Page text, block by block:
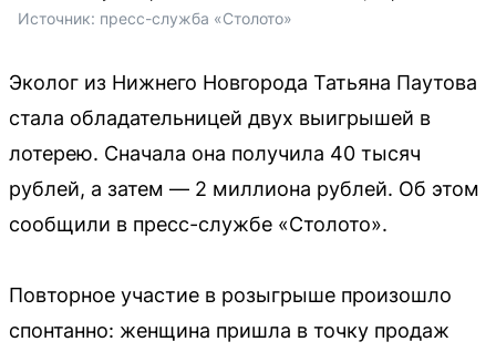
Источник: пресс-служба «Столото»
Эколог из Нижнего Новгорода Татьяна Паутова
стала обладательницей двух выигрышей в
лотерею. Сначала она получила 40 тысяч
рублей, а затем — 2 миллиона рублей. Об этом
сообщили в пресс-службе «Столото».
Повторное участие в розыгрыше произошло
спонтанно: женщина пришла в точку продаж